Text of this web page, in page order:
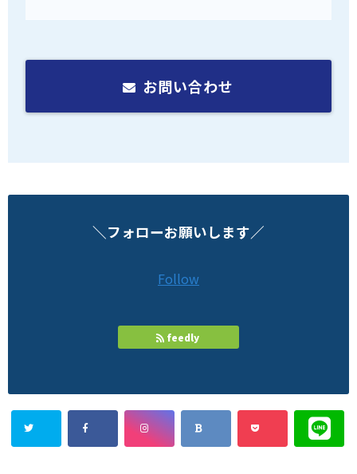
お問い合わせ
＼フォローお願いします／
Follow
feedly